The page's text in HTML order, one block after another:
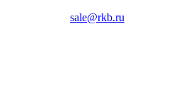
sale@rkb.ru